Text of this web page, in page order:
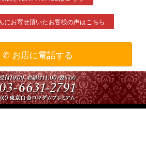
にお寄せ頂いたお客様の声はこちら
✆ お店に電話する